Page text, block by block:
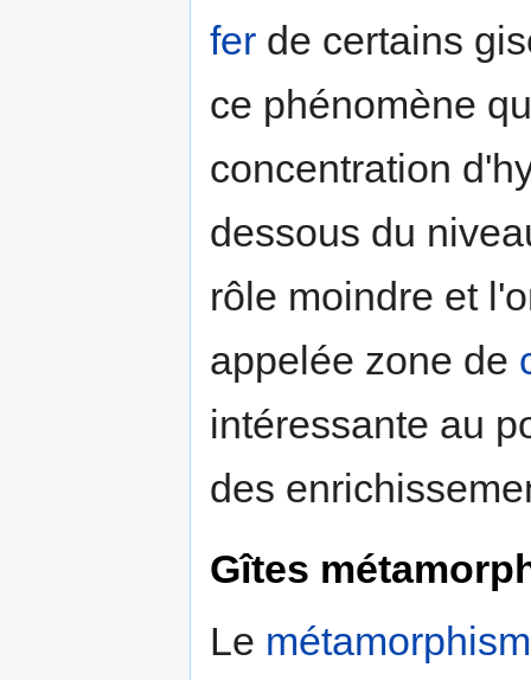
fer de certains
ce phénomène
concentration
dessous du
rôle moindre et
appelée zone de
intéressante au
des
Gîtes
Le